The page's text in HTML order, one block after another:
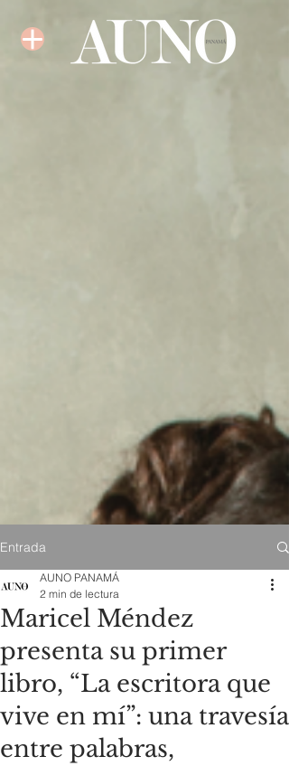
Entrada
Maricel Méndez
presenta su primer
libro, “La escritora que
vive en mí”: una travesía
entre palabras,
AUNO PANAMÁ
2 min de lectura